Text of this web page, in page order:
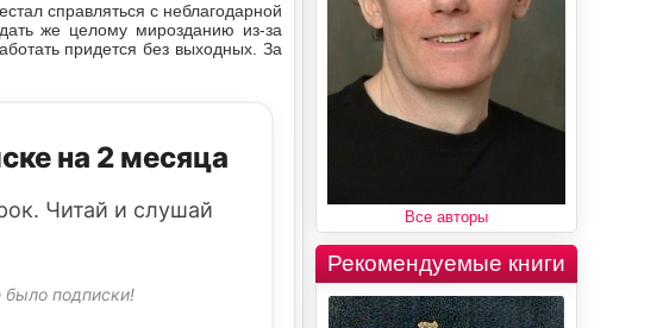
справляться с неблагодарной
же целому мирозданию из-за
придется без выходных. За
на 2 месяца
Читай и слушай
было подписки!
Все авторы
Рекомендуемые книги